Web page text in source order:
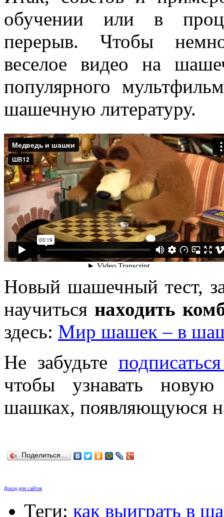
обучении или в
перерыв. Чтобы
веселое видео на
популярного
шашечную литературу.
Новый шашечный тест,
научиться находить
здесь: Мир шашек – в
Не забудьте
чтобы узнавать
шашках, появляющуюся
Поделиться…
Доход для сайтов
Теги: как выиграть в